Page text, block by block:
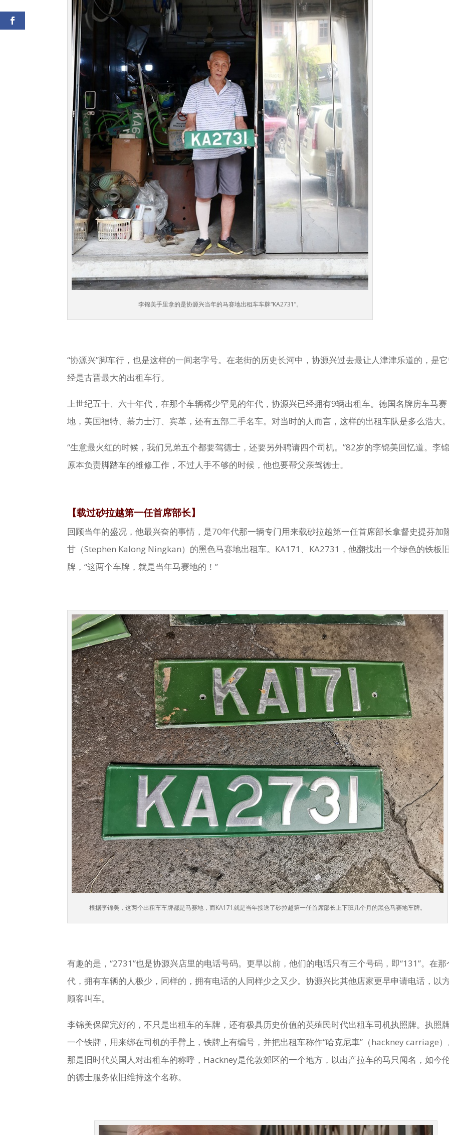
李锦美手里拿的是协源兴当年的马赛地出租车车牌“KA2731”。
“协源兴”脚车行，也是这样的一间老字号。在老街的历史长河中，协源兴过去最让人津津乐道的，是
经是古晋最大的出租车行。
上世纪五十、六十年代，在那个车辆稀少罕见的年代，协源兴已经拥有9辆出租车。德国名牌房车马赛
地，美国福特、慕力士汀、宾革，还有五部二手名车。对当时的人而言，这样的出租车队是多么浩大。
“生意最火红的时候，我们兄弟五个都要驾德士，还要另外聘请四个司机。”82岁的李锦美回忆道。李
原本负责脚踏车的维修工作，不过人手不够的时候，他也要帮父亲驾德士。
【载过砂拉越第一任首席部长】
回顾当年的盛况，他最兴奋的事情，是70年代那一辆专门用来载砂拉越第一任首席部长拿督史提芬加
甘（Stephen Kalong Ningkan）的黑色马赛地出租车。KA171、KA2731，他翻找出一个绿色的铁板
牌，“这两个车牌，就是当年马赛地的！”
根据李锦美，这两个出租车车牌都是马赛地，而KA171就是当年接送了砂拉越第一任首席部长上下班几个月的黑色马赛地车牌。
有趣的是，“2731”也是协源兴店里的电话号码。更早以前，他们的电话只有三个号码，即“131”。在那
代，拥有车辆的人极少，同样的，拥有电话的人同样少之又少。协源兴比其他店家更早申请电话，以
顾客叫车。
李锦美保留完好的，不只是出租车的车牌，还有极具历史价值的英殖民时代出租车司机执照牌。执照
一个铁牌，用来绑在司机的手臂上，铁牌上有编号，并把出租车称作“哈克尼車”（hackney carriage）
那是旧时代英国人对出租车的称呼，Hackney是伦敦郊区的一个地方，以出产拉车的马只闻名，如今
的德士服务依旧维持这个名称。